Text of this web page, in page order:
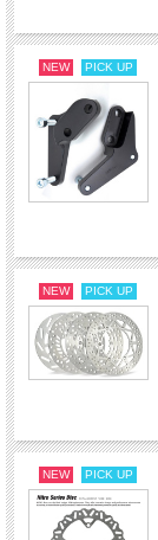
NEW PICK UP
NEW PICK UP
NEW PICK UP